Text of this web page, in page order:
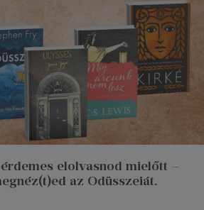
elolvasnod mielőtt –
az Odüsszeiát.